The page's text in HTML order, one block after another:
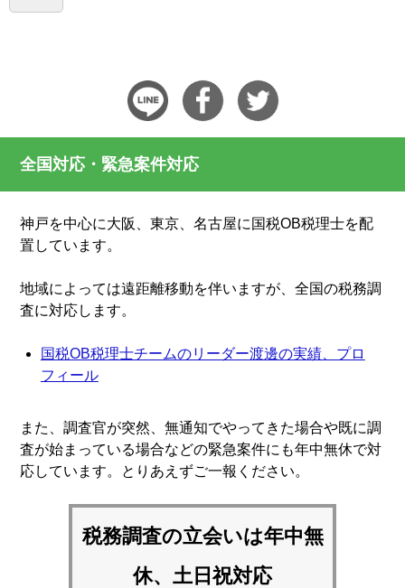
全国対応・緊急案件対応
神戸を中心に大阪、東京、名古屋に国税OB税理士を配
置しています。
地域によっては遠距離移動を伴いますが、全国の税務調
査に対応します。
国税OB税理士チームのリーダー渡邊の実績、プロ
フィール
また、調査官が突然、無通知でやってきた場合や既に調
査が始まっている場合などの緊急案件にも年中無休で対
応しています。とりあえずご一報ください。
税務調査の立会いは年中無
休、土日祝対応